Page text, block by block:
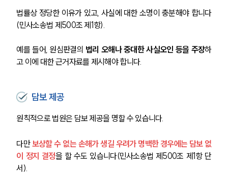
법률상 정당한 이유가 있고, 사실에 대한 소명이 충분해야 합니다
(민사소송법 제500조 제1항).
예를 들어, 원심판결의 법리 오해나 중대한 사실오인 등을 주장하
고 이에 대한 근거자료를 제시해야 합니다.
담보 제공
원칙적으로 법원은 담보 제공을 명할 수 있습니다.
다만 보상할 수 없는 손해가 생길 우려가 명백한 경우에는 담보 없
이 정지 결정을 할 수도 있습니다(민사소송법 제500조 제1항 단
서).